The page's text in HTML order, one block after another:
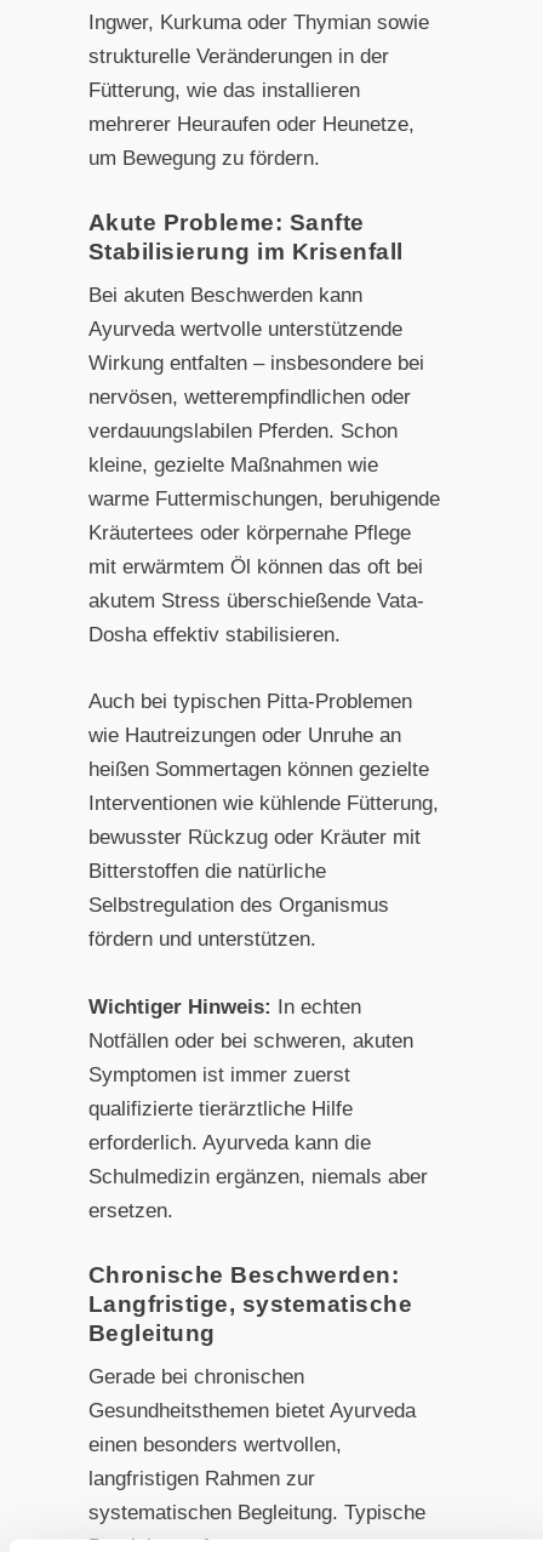
Ingwer, Kurkuma oder Thymian sowie
strukturelle Veränderungen in der
Fütterung, wie das installieren
mehrerer Heuraufen oder Heunetze,
um Bewegung zu fördern.
Akute Probleme: Sanfte
Stabilisierung im Krisenfall
Bei akuten Beschwerden kann
Ayurveda wertvolle unterstützende
Wirkung entfalten – insbesondere bei
nervösen, wetterempfindlichen oder
verdauungslabilen Pferden. Schon
kleine, gezielte Maßnahmen wie
warme Futtermischungen, beruhigende
Kräutertees oder körpernahe Pflege
mit erwärmtem Öl können das oft bei
akutem Stress überschießende Vata-
Dosha effektiv stabilisieren.
Auch bei typischen Pitta-Problemen
wie Hautreizungen oder Unruhe an
heißen Sommertagen können gezielte
Interventionen wie kühlende Fütterung,
bewusster Rückzug oder Kräuter mit
Bitterstoffen die natürliche
Selbstregulation des Organismus
fördern und unterstützen.
Wichtiger Hinweis: In echten
Notfällen oder bei schweren, akuten
Symptomen ist immer zuerst
qualifizierte tierärztliche Hilfe
erforderlich. Ayurveda kann die
Schulmedizin ergänzen, niemals aber
ersetzen.
Chronische Beschwerden:
Langfristige, systematische
Begleitung
Gerade bei chronischen
Gesundheitsthemen bietet Ayurveda
einen besonders wertvollen,
langfristigen Rahmen zur
systematischen Begleitung. Typische
Bereiche umfassen: